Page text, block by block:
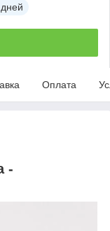
Оплата
-